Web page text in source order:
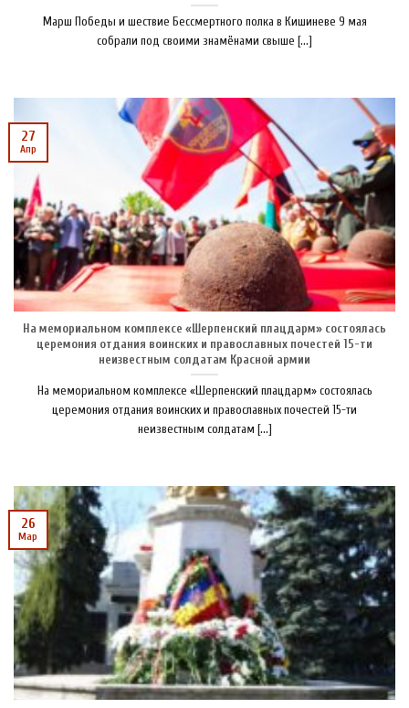
Марш Победы и шествие Бессмертного полка в Кишиневе 9 мая
собрали под своими знамёнами свыше [...]
На мемориальном комплексе «Шерпенский плацдарм» состоялась
церемония отдания воинских и православных почестей 15-ти
неизвестным солдатам Красной армии
На мемориальном комплексе «Шерпенский плацдарм» состоялась
церемония отдания воинских и православных почестей 15-ти
неизвестным солдатам [...]
27
Апр
26
Мар